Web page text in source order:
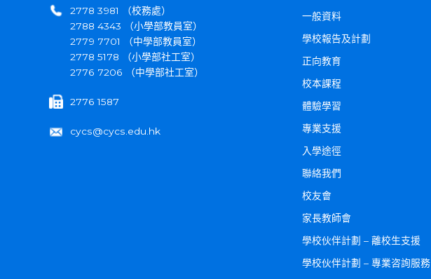
2778 3981 （校務處）
2788 4343 （小學部教員室）
2779 7701 （中學部教員室）
2778 5178 （小學部社工室）
2776 7206 （中學部社工室）
2776 1587
cycs@cycs.edu.hk
一般資料
學校報告及計劃
正向教育
校本課程
體驗學習
專業支援
入學途徑
聯絡我們
校友會
家長教師會
學校伙伴計劃 – 離校生支援
學校伙伴計劃 – 專業咨詢服務